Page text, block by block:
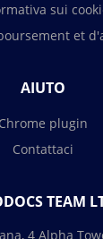
sui
et
AIUTO
Chrome plugin
Contattaci
TEAM
4 Alpha